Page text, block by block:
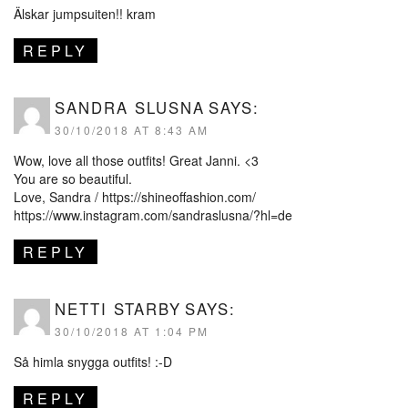
Älskar jumpsuiten!! kram
REPLY
SANDRA SLUSNA SAYS:
30/10/2018 AT 8:43 AM
Wow, love all those outfits! Great Janni. <3
You are so beautiful.
Love, Sandra / https://shineoffashion.com/
https://www.instagram.com/sandraslusna/?hl=de
REPLY
NETTI STARBY SAYS:
30/10/2018 AT 1:04 PM
Så himla snygga outfits! :-D
REPLY